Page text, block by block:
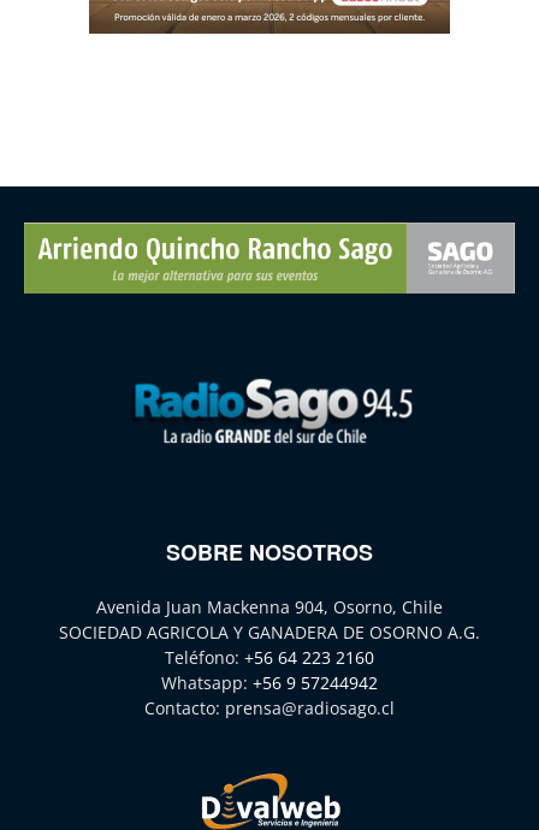
SOBRE NOSOTROS
Avenida Juan Mackenna 904, Osorno, Chile
SOCIEDAD AGRICOLA Y GANADERA DE OSORNO A.G.
Teléfono: +56 64 223 2160
Whatsapp: +56 9 57244942
Contacto: prensa@radiosago.cl